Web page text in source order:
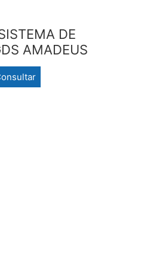
DE
AMADEUS